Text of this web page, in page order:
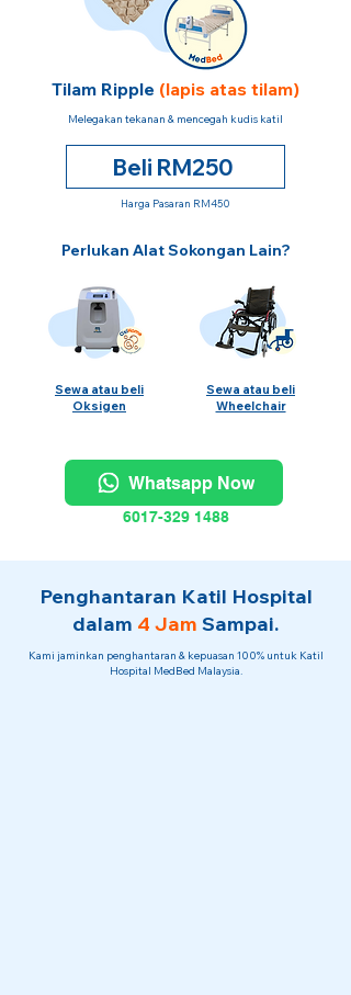
Tilam Ripple (lapis atas tilam)
Melegakan tekanan & mencegah kudis katil
Beli RM250
Harga Pasaran RM450
Perlukan Alat Sokongan Lain?
Sewa atau beli
Oksigen
Sewa atau beli
Wheelchair
Whatsapp Now
6017-329 1488
Penghantaran Katil Hospital
dalam 4 Jam Sampai.
Kami jaminkan penghantaran & kepuasan 100% untuk Katil
Hospital MedBed Malaysia.